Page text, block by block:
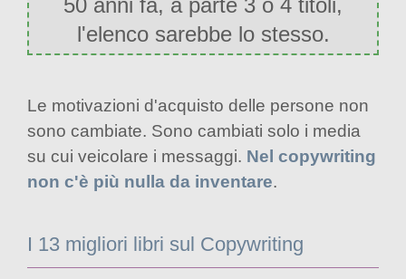
50 anni fa, a parte 3 o 4 titoli,
l'elenco sarebbe lo stesso.
Le motivazioni d'acquisto delle persone non
sono cambiate. Sono cambiati solo i media
su cui veicolare i messaggi. Nel copywriting
non c'è più nulla da inventare.
I 13 migliori libri sul Copywriting